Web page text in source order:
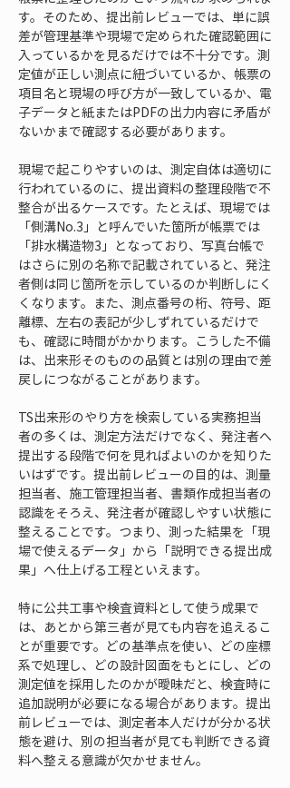
す。そのため、提出前レビューでは、単に誤
差が管理基準や現場で定められた確認範囲に
入っているかを見るだけでは不十分です。測
定値が正しい測点に紐づいているか、帳票の
項目名と現場の呼び方が一致しているか、電
子データと紙またはPDFの出力内容に矛盾が
ないかまで確認する必要があります。
現場で起こりやすいのは、測定自体は適切に
行われているのに、提出資料の整理段階で不
整合が出るケースです。たとえば、現場では
「側溝No.3」と呼んでいた箇所が帳票では
「排水構造物3」となっており、写真台帳で
はさらに別の名称で記載されていると、発注
者側は同じ箇所を示しているのか判断しにく
くなります。また、測点番号の桁、符号、距
離標、左右の表記が少しずれているだけで
も、確認に時間がかかります。こうした不備
は、出来形そのものの品質とは別の理由で差
戻しにつながることがあります。
TS出来形のやり方を検索している実務担当
者の多くは、測定方法だけでなく、発注者へ
提出する段階で何を見ればよいのかを知りた
いはずです。提出前レビューの目的は、測量
担当者、施工管理担当者、書類作成担当者の
認識をそろえ、発注者が確認しやすい状態に
整えることです。つまり、測った結果を「現
場で使えるデータ」から「説明できる提出成
果」へ仕上げる工程といえます。
特に公共工事や検査資料として使う成果で
は、あとから第三者が見ても内容を追えるこ
とが重要です。どの基準点を使い、どの座標
系で処理し、どの設計図面をもとにし、どの
測定値を採用したのかが曖昧だと、検査時に
追加説明が必要になる場合があります。提出
前レビューでは、測定者本人だけが分かる状
態を避け、別の担当者が見ても判断できる資
料へ整える意識が欠かせません。